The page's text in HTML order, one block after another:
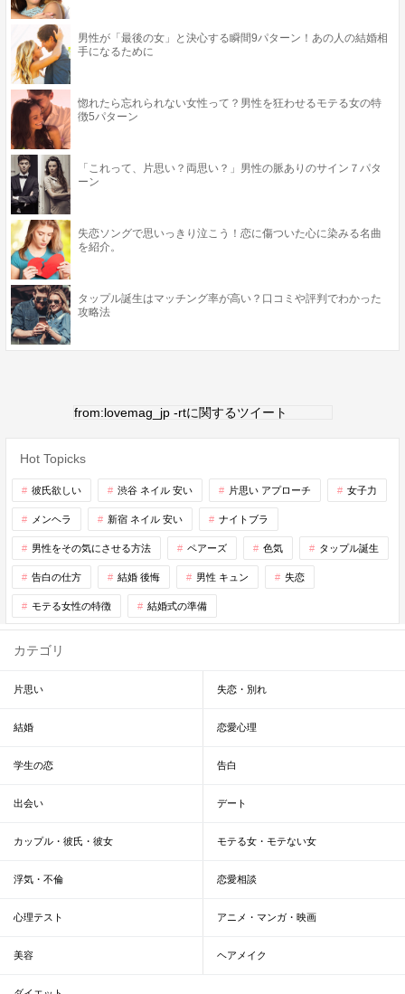
男性が「最後の女」と決心する瞬間9パターン！あの人の結婚相
手になるために
惚れたら忘れられない女性って？男性を狂わせるモテる女の特
徴5パターン
「これって、片思い？両思い？」男性の脈ありのサイン７パタ
ーン
失恋ソングで思いっきり泣こう！恋に傷ついた心に染みる名曲
を紹介。
タップル誕生はマッチング率が高い？口コミや評判でわかった
攻略法
from:lovemag_jp -rtに関するツイート
Hot Topicks
彼氏欲しい 渋谷 ネイル 安い 片思い アプローチ 女子力
メンヘラ 新宿 ネイル 安い ナイトブラ
男性をその気にさせる方法 ペアーズ 色気 タップル誕生
告白の仕方 結婚 後悔 男性 キュン 失恋
モテる女性の特徴 結婚式の準備
カテゴリ
片思い 失恋・別れ
結婚 恋愛心理
学生の恋 告白
出会い デート
カップル・彼氏・彼女 モテる女・モテない女
浮気・不倫 恋愛相談
心理テスト アニメ・マンガ・映画
美容 ヘアメイク